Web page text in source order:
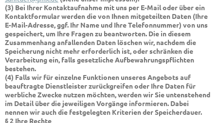
(3) Bei Ihrer Kontaktaufnahme mit uns per E-Mail oder über ein
Kontaktformular werden die von Ihnen mitgeteilten Daten (Ihre
E-Mail-Adresse, ggf. Ihr Name und Ihre Telefonnummer) von uns
gespeichert, um Ihre Fragen zu beantworten. Die in diesem
Zusammenhang anfallenden Daten löschen wir, nachdem die
Speicherung nicht mehr erforderlich ist, oder schränken die
Verarbeitung ein, falls gesetzliche Aufbewahrungspflichten
bestehen.
(4) Falls wir für einzelne Funktionen unseres Angebots auf
beauftragte Dienstleister zurückgreifen oder Ihre Daten für
werbliche Zwecke nutzen möchten, werden wir Sie untenstehend
im Detail über die jeweiligen Vorgänge informieren. Dabei
nennen wir auch die festgelegten Kriterien der Speicherdauer.
§ 2 Ihre Rechte